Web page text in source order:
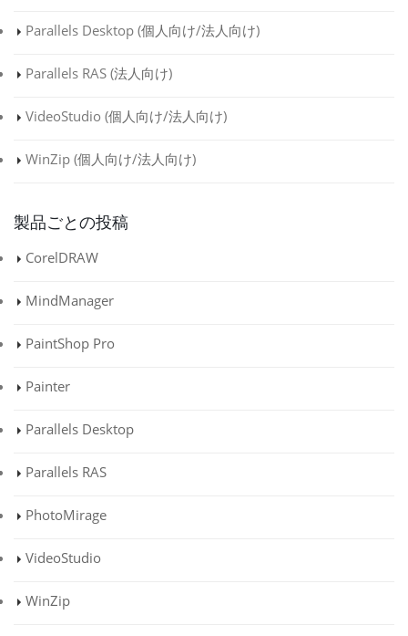
Parallels Desktop (個人向け/法人向け)
Parallels RAS (法人向け)
VideoStudio (個人向け/法人向け)
WinZip (個人向け/法人向け)
製品ごとの投稿
CorelDRAW
MindManager
PaintShop Pro
Painter
Parallels Desktop
Parallels RAS
PhotoMirage
VideoStudio
WinZip